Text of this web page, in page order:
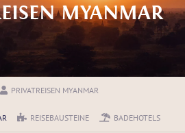
MYANMAR
PRIVATREISEN MYANMAR
REISEBAUSTEINE BADEHOTELS